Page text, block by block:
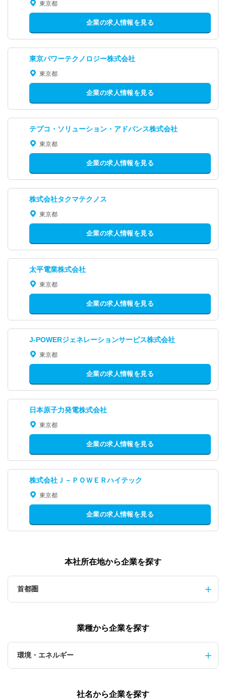
東京都
企業の求人情報を見る
東京パワーテクノロジー株式会社
東京都
企業の求人情報を見る
テプコ・ソリューション・アドバンス株式会社
東京都
企業の求人情報を見る
株式会社タクマテクノス
東京都
企業の求人情報を見る
太平電業株式会社
東京都
企業の求人情報を見る
J-POWERジェネレーションサービス株式会社
東京都
企業の求人情報を見る
日本原子力発電株式会社
東京都
企業の求人情報を見る
株式会社Ｊ－ＰＯＷＥＲハイテック
東京都
企業の求人情報を見る
本社所在地から企業を探す
首都圏
業種から企業を探す
環境・エネルギー
社名から企業を探す